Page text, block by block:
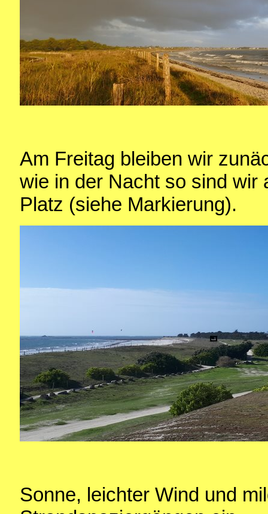
Am Freitag bleiben wir
wie in der Nacht so sind wir
Platz (siehe Markierung).
Sonne, leichter Wind und